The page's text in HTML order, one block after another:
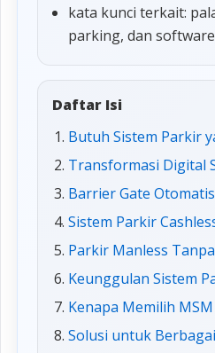
kata kunci terkait:
parking, dan
Daftar Isi
Butuh Sistem Parkir
Transformasi Digital
Barrier Gate
Sistem Parkir
Parkir Manless
Keunggulan Sistem
Kenapa Memilih
Solusi untuk